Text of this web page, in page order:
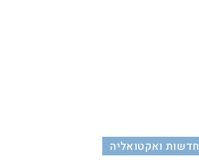
חדשות ואקטואליה